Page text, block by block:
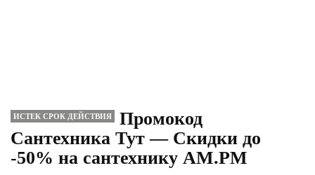
ИСТЕК СРОК ДЕЙСТВИЯ
Промокод
Сантехника Тут — Скидки до
-50% на сантехнику AM.PM